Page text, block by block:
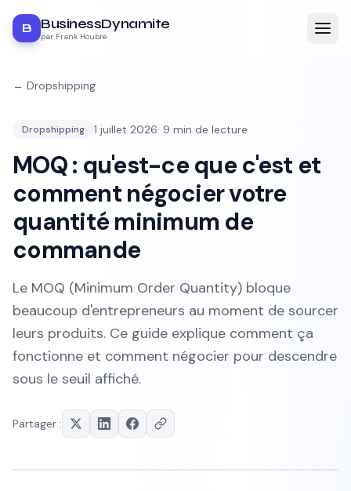
B BusinessDynamite
par Frank Houbre
← Dropshipping
Dropshipping 1 juillet 2026· 9 min de lecture
MOQ : qu'est-ce que c'est et
comment négocier votre
quantité minimum de
commande
Le MOQ (Minimum Order Quantity) bloque
beaucoup d'entrepreneurs au moment de sourcer
leurs produits. Ce guide explique comment ça
fonctionne et comment négocier pour descendre
sous le seuil affiché.
Partager :